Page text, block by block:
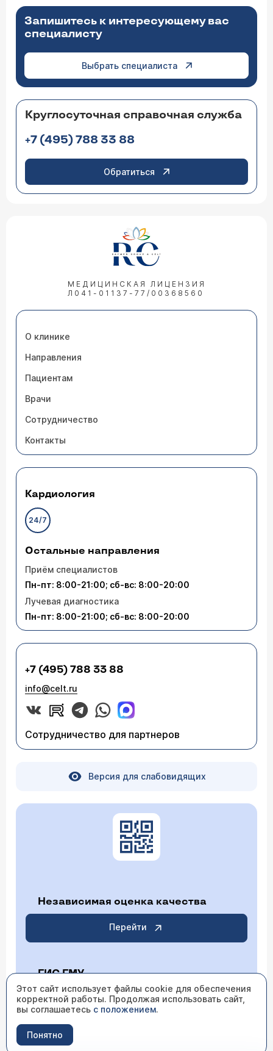
Запишитесь к интересующему вас
специалисту
Выбрать специалиста
Круглосуточная справочная служба
+7 (495) 788 33 88
Обратиться
МЕДИЦИНСКАЯ ЛИЦЕНЗИЯ
Л041-01137-77/00368560
О клинике
Направления
Пациентам
Врачи
Сотрудничество
Контакты
Кардиология
24/7
Остальные направления
Приём специалистов
Пн-пт: 8:00-21:00; сб-вс: 8:00-20:00
Лучевая диагностика
Пн-пт: 8:00-21:00; сб-вс: 8:00-20:00
+7 (495) 788 33 88
info@celt.ru
Сотрудничество для партнеров
Версия для слабовидящих
Независимая оценка качества
Перейти
ГИС ГМУ
Перейти
ИМЕЮТСЯ ПРОТИВОПОКАЗАНИЯ НЕОБХОДИМО
Этот сайт использует файлы cookie для обеспечения
корректной работы. Продолжая использовать сайт,
вы соглашаетесь с положением.
Понятно